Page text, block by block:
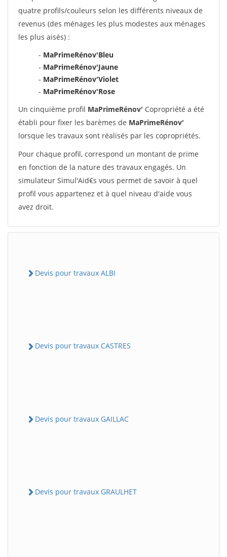
quatre profils/couleurs selon les différents niveaux de
revenus (des ménages les plus modestes aux ménages
les plus aisés) :
- MaPrimeRénov'Bleu
- MaPrimeRénov'Jaune
- MaPrimeRénov'Violet
- MaPrimeRénov'Rose
Un cinquième profil MaPrimeRénov' Copropriété a été
établi pour fixer les barèmes de MaPrimeRénov'
lorsque les travaux sont réalisés par les copropriétés.
Pour chaque profil, correspond un montant de prime
en fonction de la nature des travaux engagés. Un
simulateur Simul'Aid€s vous permet de savoir à quel
profil vous appartenez et à quel niveau d'aide vous
avez droit.
Devis pour travaux ALBI
Devis pour travaux CASTRES
Devis pour travaux GAILLAC
Devis pour travaux GRAULHET